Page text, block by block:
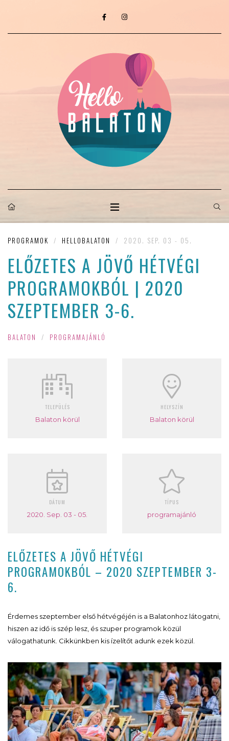
PROGRAMOK / HELLOBALATON / 2020. SEP. 03 - 05.
ELŐZETES A JÖVŐ HÉTVÉGI
PROGRAMOKBÓL | 2020
SZEPTEMBER 3-6.
BALATON / PROGRAMAJÁNLÓ
TELEPÜLÉS
Balaton körül
HELYSZÍN
Balaton körül
DÁTUM
2020. Sep. 03 - 05.
TÍPUS
programajánló
ELŐZETES A JÖVŐ HÉTVÉGI
PROGRAMOKBÓL – 2020 SZEPTEMBER 3-
6.
Érdemes szeptember első hétvégéjén is a Balatonhoz látogatni,
hiszen az idő is szép lesz, és szuper programok közül
válogathatunk. Cikkünkben kis ízelítőt adunk ezek közül.